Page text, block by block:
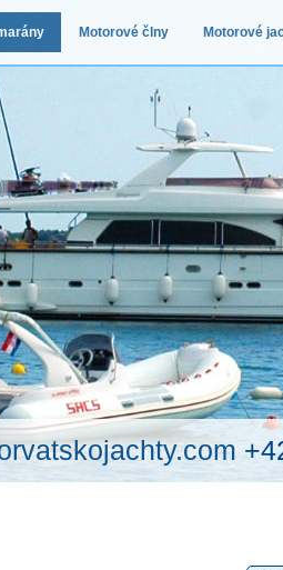
Motorové
Motorové člny